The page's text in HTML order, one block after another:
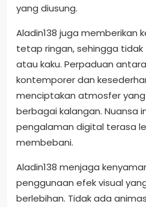
yang diusung.
Aladin138 juga memberikan
tetap ringan, sehingga
atau kaku. Perpaduan
kontemporer dan
menciptakan atmosfer
berbagai kalangan. Nuansa
pengalaman digital terasa
membebani.
Aladin138 menjaga
penggunaan efek visual
berlebihan. Tidak ada